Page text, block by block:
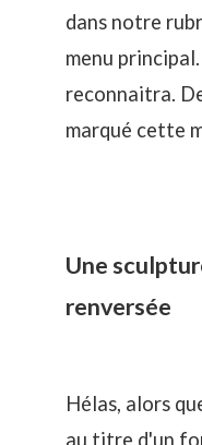
dans notre
menu
reconnaitra.
marqué cette
Une
renversée
Hélas, alors
au titre d'un